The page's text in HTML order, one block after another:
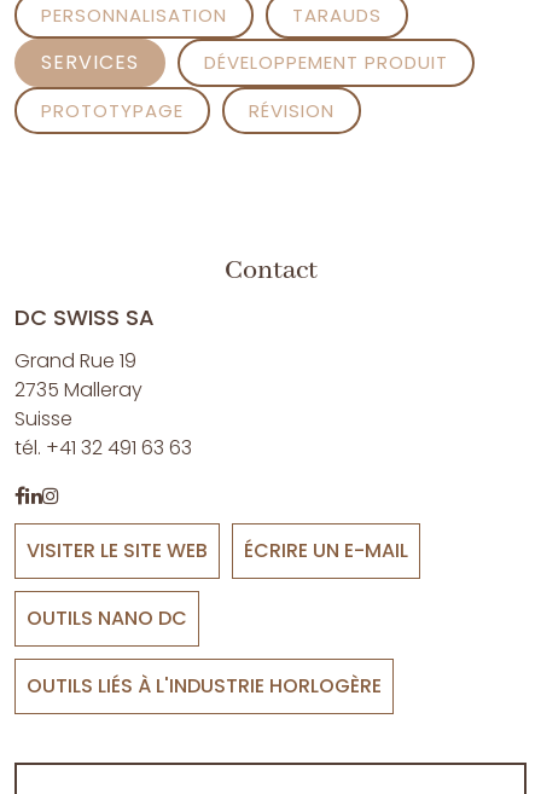
PERSONNALISATION
TARAUDS
SERVICES
DÉVELOPPEMENT PRODUIT
PROTOTYPAGE
RÉVISION
Contact
DC SWISS SA
Grand Rue 19
2735 Malleray
Suisse
tél. +41 32 491 63 63
VISITER LE SITE WEB ÉCRIRE UN E-MAIL
OUTILS NANO DC
OUTILS LIÉS À L'INDUSTRIE HORLOGÈRE